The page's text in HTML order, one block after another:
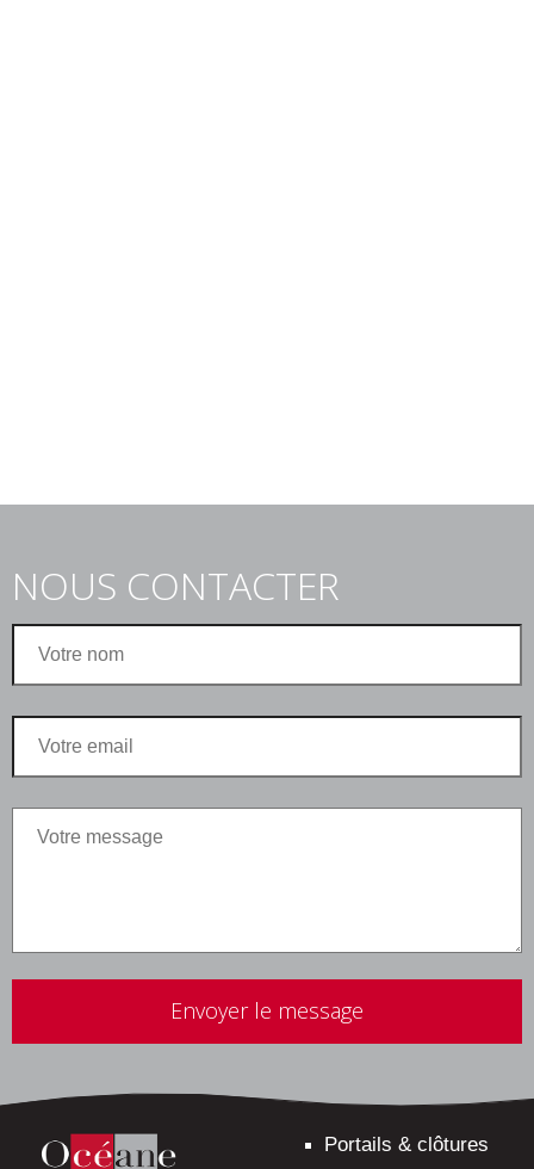
NOUS CONTACTER
ce
vide.
Portails & clôtures